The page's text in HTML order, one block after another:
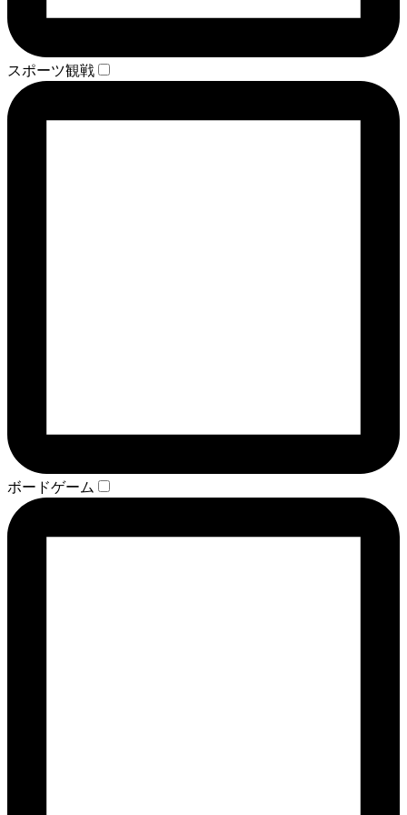
スポーツ観戦
ボードゲーム